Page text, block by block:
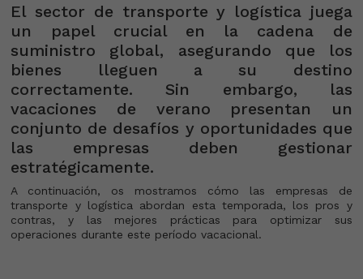
El sector de transporte y logística juega
un papel crucial en la cadena de
suministro global, asegurando que los
bienes lleguen a su destino
correctamente. Sin embargo, las
vacaciones de verano presentan un
conjunto de desafíos y oportunidades que
las empresas deben gestionar
estratégicamente.
A continuación, os mostramos cómo las empresas de
transporte y logística abordan esta temporada, los pros y
contras, y las mejores prácticas para optimizar sus
operaciones durante este período vacacional.